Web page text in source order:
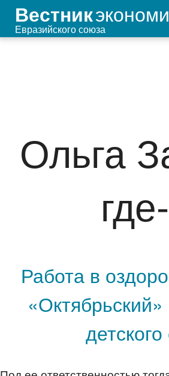
Вестник
Евразийского союза
Ольга
Работа в